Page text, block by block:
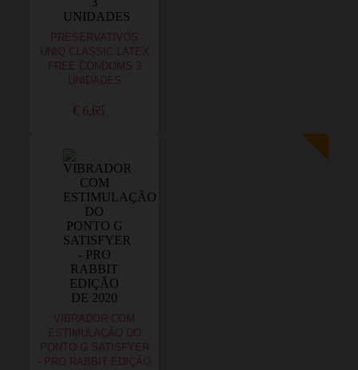
PRESERVATIVOS
UNIQ CLASSIC LATEX
FREE CONDOMS 3
UNIDADES
€ 6,65
VIBRADOR COM
ESTIMULAÇÃO DO
PONTO G SATISFYER
- PRO RABBIT EDIÇÃO